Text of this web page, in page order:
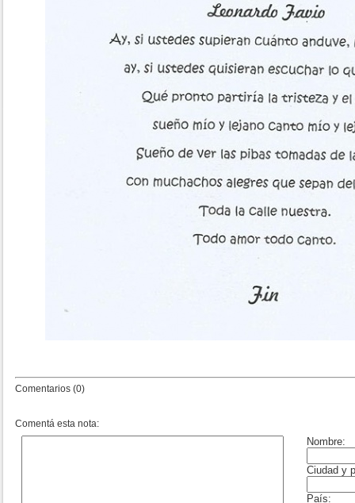
Comentarios (0)
Comentá esta nota: